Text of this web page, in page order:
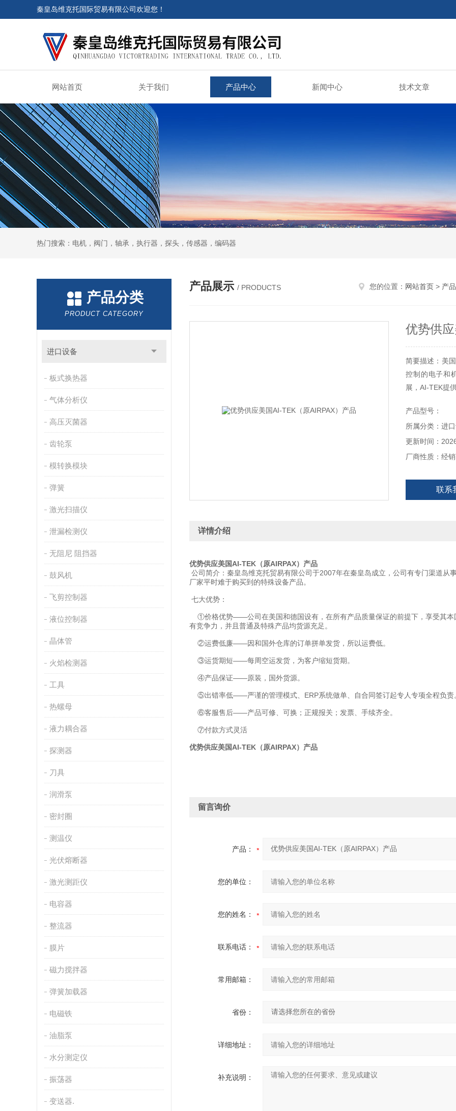
秦皇岛维克托国际贸易有限公司欢迎您！
网站首页 关于我们 产品中心 新闻中心 技术文章
热门搜索：电机，阀门，轴承，执行器，探头，传感器，编码器
产品分类
PRODUCT CATEGORY
进口设备
板式换热器
气体分析仪
高压灭菌器
齿轮泵
模转换模块
弹簧
激光扫描仪
泄漏检测仪
无阻尼 阻挡器
鼓风机
飞剪控制器
液位控制器
晶体管
火焰检测器
工具
热螺母
液力耦合器
探测器
刀具
润滑泵
密封圈
测温仪
光伏熔断器
激光测距仪
电容器
整流器
膜片
磁力搅拌器
弹簧加载器
电磁铁
油脂泵
水分测定仪
振荡器
变送器.
产品展示 / PRODUCTS 您的位置： 网站首页 > 产
优势供
简要描述：美
控制的电子和
展，AI-TEK提
器技术,少数无
动冲击的条件
产品型号：
所属分类：进
更新时间：
厂商性质：经
联系
详情介绍
优势供应美国AI-TEK（原AIRPAX）产品
公司简介：秦皇岛维克托贸易有限公司于2007年在秦皇岛成立，公司有专门渠道从
厂家平时难于购买到的特殊设备产品。
七大优势：
①价格优势——公司在美国和德国设有，在所有产品质量保证的前提下，享受其本
有竞争力，并且普通及特殊产品均货源充足。
②运费低廉——因和国外仓库的订单拼单发货，所以运费低。
③运货期短——每周空运发货，为客户缩短货期。
④产品保证——原装，国外货源。
⑤出错率低——严谨的管理模式、ERP系统做单、自合同签订起专人专项全程负责
⑥客服售后——产品可修、可换；正规报关；发票、手续齐全。
⑦付款方式灵活
优势供应美国AI-TEK（原AIRPAX）产品
留言询价
产品：
您的单位：
您的姓名：
联系电话：
常用邮箱：
省份：
详细地址：
补充说明：